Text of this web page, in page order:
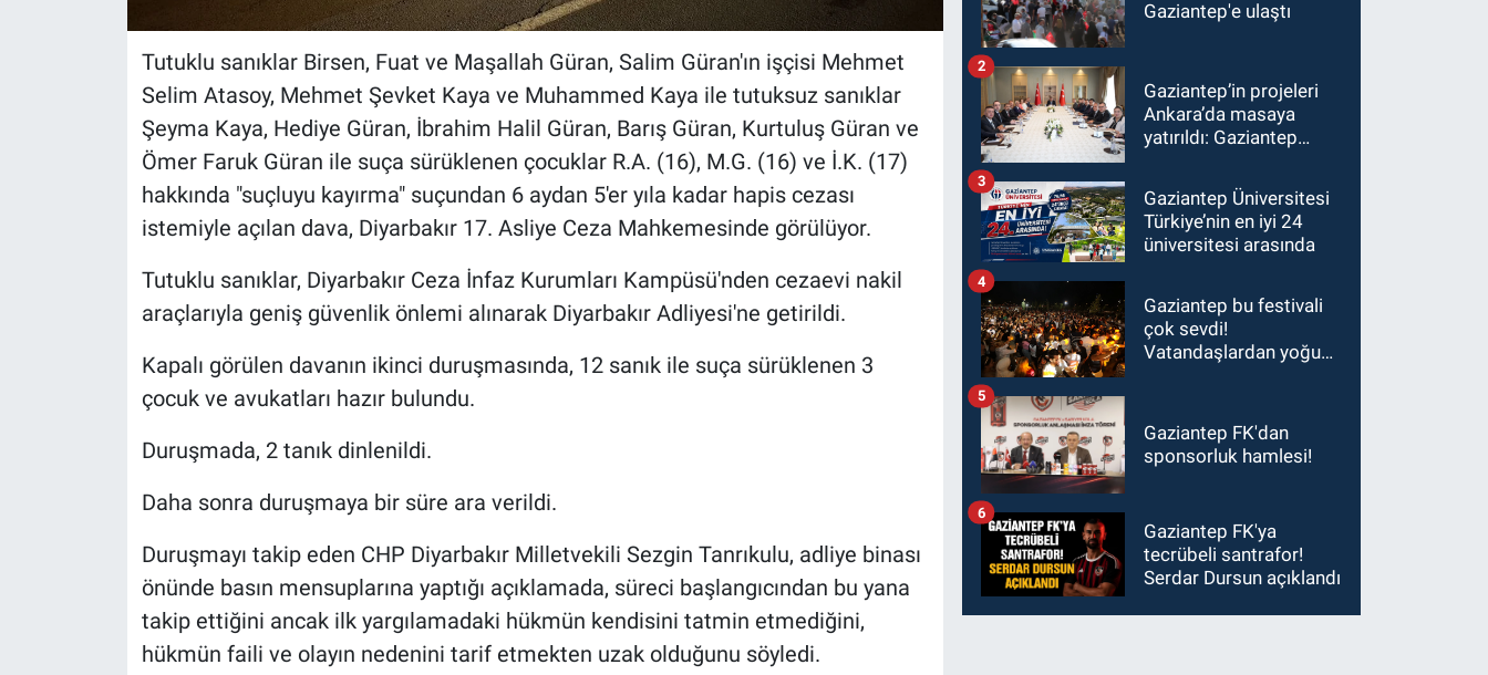
Tutuklu sanıklar Birsen, Fuat ve Maşallah Güran, Salim Güran'ın işçisi Mehmet
Selim Atasoy, Mehmet Şevket Kaya ve Muhammed Kaya ile tutuksuz sanıklar
Şeyma Kaya, Hediye Güran, İbrahim Halil Güran, Barış Güran, Kurtuluş Güran ve
Ömer Faruk Güran ile suça sürüklenen çocuklar R.A. (16), M.G. (16) ve İ.K. (17)
hakkında "suçluyu kayırma" suçundan 6 aydan 5'er yıla kadar hapis cezası
istemiyle açılan dava, Diyarbakır 17. Asliye Ceza Mahkemesinde görülüyor.
Tutuklu sanıklar, Diyarbakır Ceza İnfaz Kurumları Kampüsü'nden cezaevi nakil
araçlarıyla geniş güvenlik önlemi alınarak Diyarbakır Adliyesi'ne getirildi.
Kapalı görülen davanın ikinci duruşmasında, 12 sanık ile suça sürüklenen 3
çocuk ve avukatları hazır bulundu.
Duruşmada, 2 tanık dinlenildi.
Daha sonra duruşmaya bir süre ara verildi.
Duruşmayı takip eden CHP Diyarbakır Milletvekili Sezgin Tanrıkulu, adliye binası
önünde basın mensuplarına yaptığı açıklamada, süreci başlangıcından bu yana
takip ettiğini ancak ilk yargılamadaki hükmün kendisini tatmin etmediğini,
hükmün faili ve olayın nedenini tarif etmekten uzak olduğunu söyledi.
Gaziantep'e ulaştı
Gaziantep’in projeleri
Ankara’da masaya
yatırıldı: Gaziantep
Şimşek’e ziyaret!
2
Gaziantep Üniversitesi
Türkiye’nin en iyi 24
üniversitesi arasında
3
Gaziantep bu festivali
çok sevdi!
Vatandaşlardan yoğun
4
Gaziantep FK'dan
sponsorluk hamlesi!
5
Gaziantep FK'ya
tecrübeli santrafor!
Serdar Dursun açıklandı
6